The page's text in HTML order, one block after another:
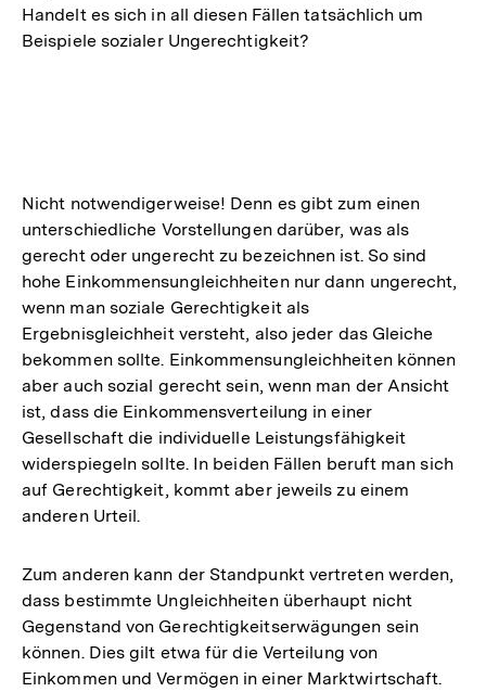
Handelt es sich in all diesen Fällen tatsächlich um
Beispiele sozialer Ungerechtigkeit?
Nicht notwendigerweise! Denn es gibt zum einen
unterschiedliche Vorstellungen darüber, was als
gerecht oder ungerecht zu bezeichnen ist. So sind
hohe Einkommensungleichheiten nur dann ungerecht,
wenn man soziale Gerechtigkeit als
Ergebnisgleichheit versteht, also jeder das Gleiche
bekommen sollte. Einkommensungleichheiten können
aber auch sozial gerecht sein, wenn man der Ansicht
ist, dass die Einkommensverteilung in einer
Gesellschaft die individuelle Leistungsfähigkeit
widerspiegeln sollte. In beiden Fällen beruft man sich
auf Gerechtigkeit, kommt aber jeweils zu einem
anderen Urteil.
Zum anderen kann der Standpunkt vertreten werden,
dass bestimmte Ungleichheiten überhaupt nicht
Gegenstand von Gerechtigkeitserwägungen sein
können. Dies gilt etwa für die Verteilung von
Einkommen und Vermögen in einer Marktwirtschaft.